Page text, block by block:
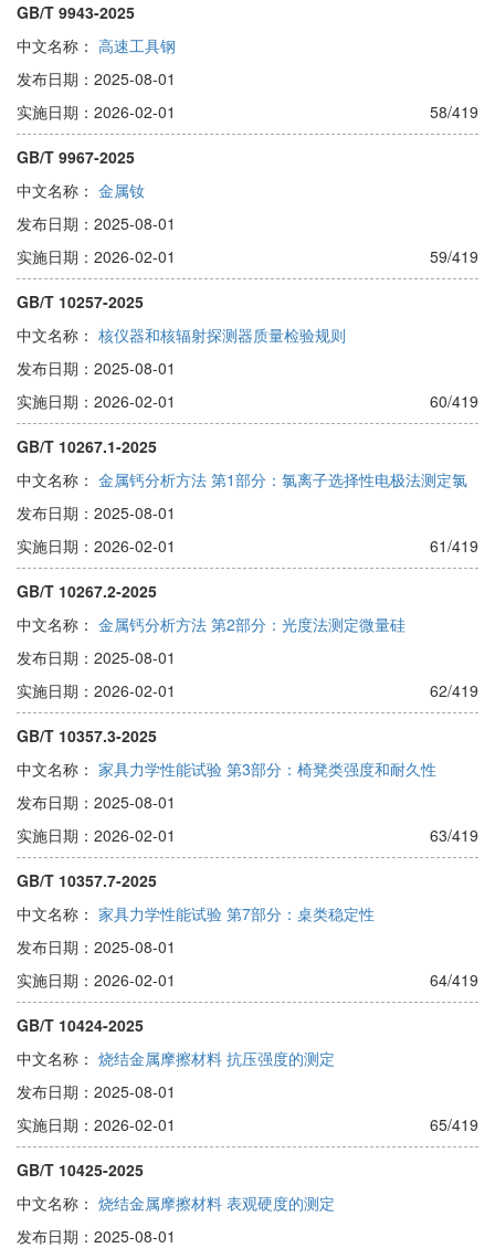
GB/T 9943-2025
中文名称： 高速工具钢
发布日期：2025-08-01
实施日期：2026-02-01
58/419
GB/T 9967-2025
中文名称： 金属钕
发布日期：2025-08-01
实施日期：2026-02-01
59/419
GB/T 10257-2025
中文名称： 核仪器和核辐射探测器质量检验规则
发布日期：2025-08-01
实施日期：2026-02-01
60/419
GB/T 10267.1-2025
中文名称： 金属钙分析方法 第1部分：氯离子选择性电极法测定氯
发布日期：2025-08-01
实施日期：2026-02-01
61/419
GB/T 10267.2-2025
中文名称： 金属钙分析方法 第2部分：光度法测定微量硅
发布日期：2025-08-01
实施日期：2026-02-01
62/419
GB/T 10357.3-2025
中文名称： 家具力学性能试验 第3部分：椅凳类强度和耐久性
发布日期：2025-08-01
实施日期：2026-02-01
63/419
GB/T 10357.7-2025
中文名称： 家具力学性能试验 第7部分：桌类稳定性
发布日期：2025-08-01
实施日期：2026-02-01
64/419
GB/T 10424-2025
中文名称： 烧结金属摩擦材料 抗压强度的测定
发布日期：2025-08-01
实施日期：2026-02-01
65/419
GB/T 10425-2025
中文名称： 烧结金属摩擦材料 表观硬度的测定
发布日期：2025-08-01